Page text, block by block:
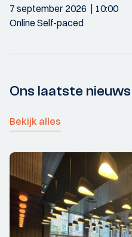
7 september 2026
10:00
Online Self-paced
Ons laatste nieuws
Bekijk alles